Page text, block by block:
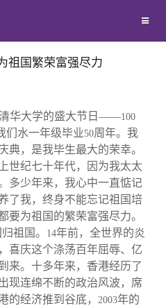
校友会
台祖国繁荣富强尽力
清华大学的盛大节日——100
们水一年级毕业50周年。我
典，是我毕生最大的荣幸。
世纪七十年代，因为我太太
多少年来，我心中一直惦记
了我，终身不能忘记祖国培
要为祖国的繁荣富强尽力。
祖国。 14年前，全世界的炎
喜庆这个涤荡百年屈辱、亿
来。十多年来，香港经历了
现连绵不断的政治风波，席
的经济推到谷底， 2003年的